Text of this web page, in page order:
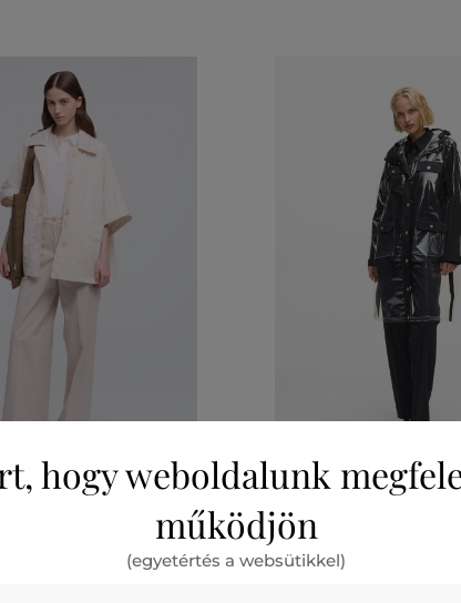
MANTELLA BUTFLY
171 990 Ft
KABÁT KARL LAGERFELD
FASHION RAINCOAT
hogy weboldalunk
működjön
(egyetértés a websütikkel)